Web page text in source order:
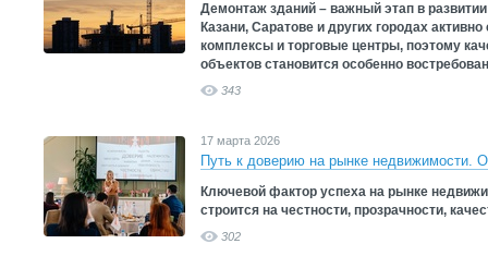
Демонтаж зданий – важный этап в
Казани, Саратове и других городах
комплексы и торговые центры, поэтому
объектов становится особенно
343
17 марта 2026
Путь к доверию на рынке недвижимости.
Ключевой фактор успеха на рынке
строится на честности, прозрачности,
302